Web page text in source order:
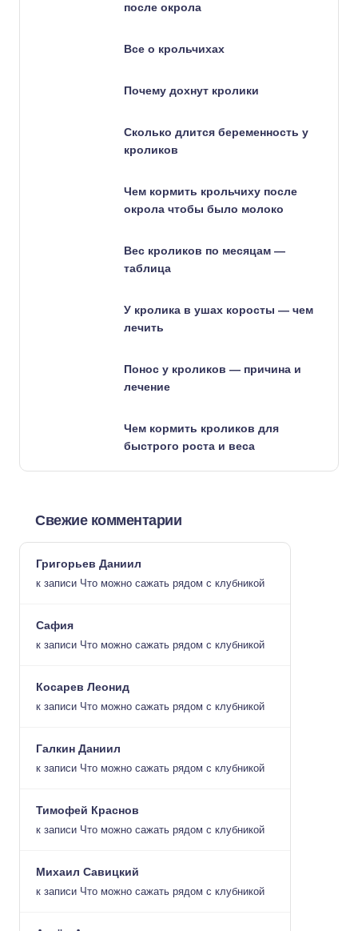
после окрола
Все о крольчихах
Почему дохнут кролики
Сколько длится беременность у
кроликов
Чем кормить крольчиху после
окрола чтобы было молоко
Вес кроликов по месяцам —
таблица
У кролика в ушах коросты — чем
лечить
Понос у кроликов — причина и
лечение
Чем кормить кроликов для
быстрого роста и веса
Свежие комментарии
Григорьев Даниил
к записи Что можно сажать рядом с клубникой
Сафия
к записи Что можно сажать рядом с клубникой
Косарев Леонид
к записи Что можно сажать рядом с клубникой
Галкин Даниил
к записи Что можно сажать рядом с клубникой
Тимофей Краснов
к записи Что можно сажать рядом с клубникой
Михаил Савицкий
к записи Что можно сажать рядом с клубникой